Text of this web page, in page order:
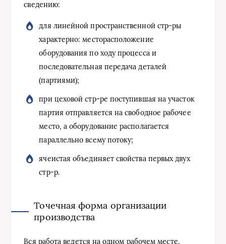
сведению:
для линейной пространственной стр-ры
характерно: месторасположение
оборудования по ходу процесса и
последовательная передача деталей
(партиями);
при цеховой стр-ре поступившая на участок
партия отправляется на свободное рабочее
место, а оборудование располагается
параллельно всему потоку;
ячеистая объединяет свойства первых двух
стр-р.
Точечная форма организации
производства
Вся работа ведется на одном рабочем месте.